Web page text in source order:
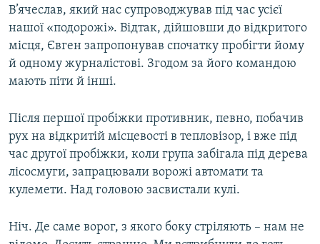
В’ячеслав, який нас супроводжував під час усієї
нашої «подорожі». Відтак, дійшовши до відкритого
місця, Євген запропонував спочатку пробігти йому
й одному журналістові. Згодом за його командою
мають піти й інші.
Після першої пробіжки противник, певно, побачив
рух на відкритій місцевості в тепловізор, і вже під
час другої пробіжки, коли група забігала під дерева
лісосмуги, запрацювали ворожі автомати та
кулемети. Над головою засвистали кулі.
Ніч. Де саме ворог, з якого боку стріляють – нам не